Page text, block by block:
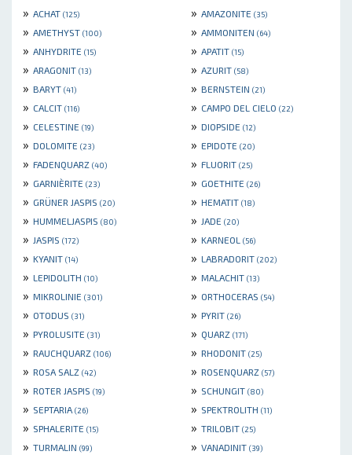
» ACHAT (125) » AMAZONITE (35)
» AMETHYST (100) » AMMONITEN (64)
» ANHYDRITE (15) » APATIT (15)
» ARAGONIT (13) » AZURIT (58)
» BARYT (41) » BERNSTEIN (21)
» CALCIT (116) » CAMPO DEL CIELO (22)
» CELESTINE (19) » DIOPSIDE (12)
» DOLOMITE (23) » EPIDOTE (20)
» FADENQUARZ (40) » FLUORIT (25)
» GARNIÈRITE (23) » GOETHITE (26)
» GRÜNER JASPIS (20) » HEMATIT (18)
» HUMMELJASPIS (80) » JADE (20)
» JASPIS (172) » KARNEOL (56)
» KYANIT (14) » LABRADORIT (202)
» LEPIDOLITH (10) » MALACHIT (13)
» MIKROLINIE (301) » ORTHOCERAS (54)
» OTODUS (31) » PYRIT (26)
» PYROLUSITE (31) » QUARZ (171)
» RAUCHQUARZ (106) » RHODONIT (25)
» ROSA SALZ (42) » ROSENQUARZ (57)
» ROTER JASPIS (19) » SCHUNGIT (80)
» SEPTARIA (26) » SPEKTROLITH (11)
» SPHALERITE (15) » TRILOBIT (25)
» TURMALIN (99) » VANADINIT (39)